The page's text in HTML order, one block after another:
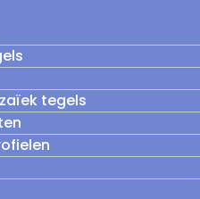
tegels